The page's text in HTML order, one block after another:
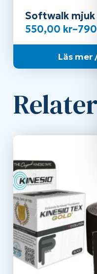
Softwalk mjuk
550,00 kr–
Prisintervall:
550,00 kr
790,00 kr
Läs mer